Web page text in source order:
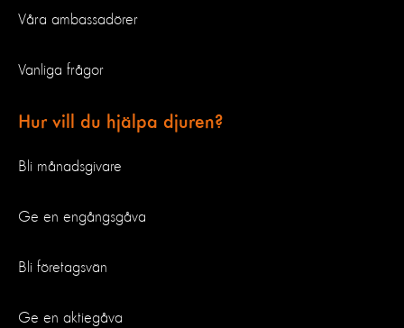
Våra ambassadörer
Vanliga frågor
Hur vill du hjälpa djuren?
Bli månadsgivare
Ge en engångsgåva
Bli företagsvän
Ge en aktiegåva